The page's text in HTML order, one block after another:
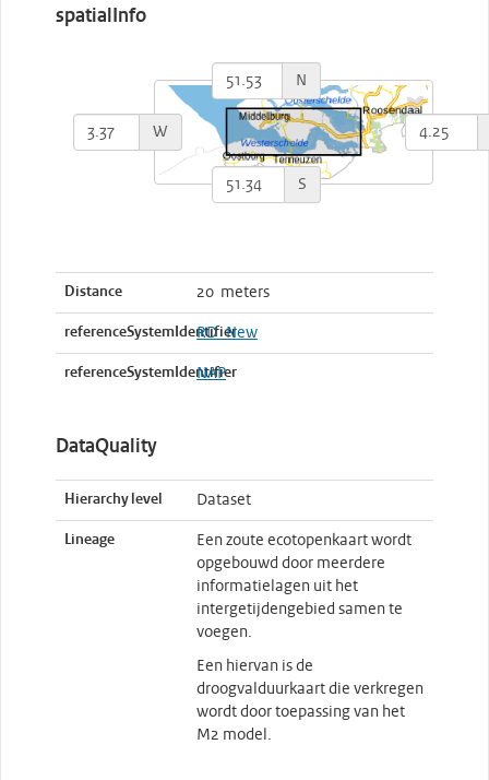
spatialInfo
N
S
W
Distance 20 meters
referenceSystemIdentifier
RD_New
referenceSystemIdentifier
NAP
DataQuality
Hierarchy level Dataset
Lineage
Een zoute ecotopenkaart wordt
opgebouwd door meerdere
informatielagen uit het
intergetijdengebied samen te
voegen.
Een hiervan is de
droogvalduurkaart die verkregen
wordt door toepassing van het
M2 model.